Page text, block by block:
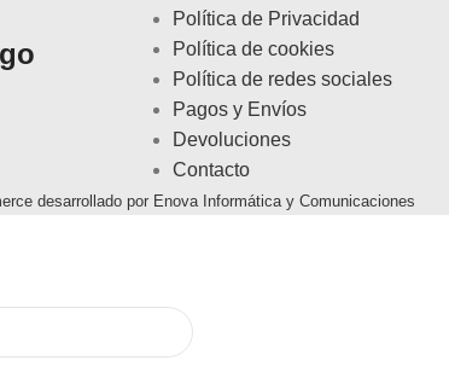
Política de Privacidad
Política de cookies
Política de redes sociales
Pagos y Envíos
Devoluciones
Contacto
desarrollado por Enova Informática y Comunicaciones